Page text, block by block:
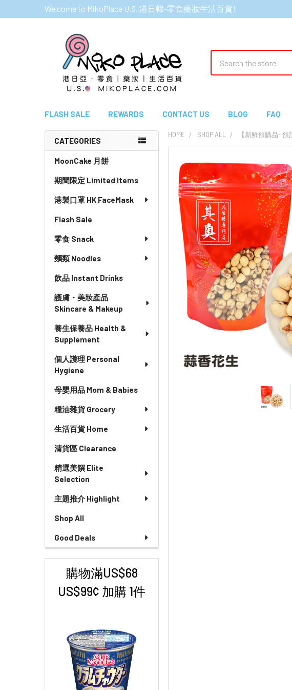
Welcome to MikoPlace U.S. 港日韓-零食藥妝生活百貨!
FLASH SALE REWARDS CONTACT US BLOG FAQ
Sidebar
CATEGORIES
MoonCake 月餅
期間限定 Limited Items
港製口罩 HK FaceMask
Flash Sale
零食 Snack
麵類 Noodles
飲品 Instant Drinks
護膚・美妝產品
Skincare & Makeup
養生保養品 Health &
Supplement
個人護理 Personal
Hygiene
母嬰用品 Mom & Babies
糧油雜貨 Grocery
生活百貨 Home
清貨區 Clearance
精選美饌 Elite
Selection
主題推介 Highlight
Shop All
Good Deals
購物滿US$68
US$99¢ 加購 1件
HOME SHOP ALL 【新鮮預購品- 預